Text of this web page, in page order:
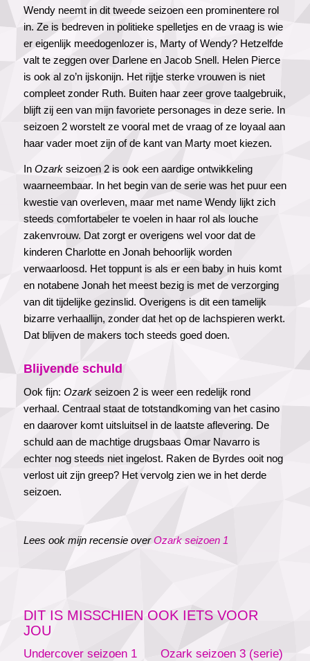
Wendy neemt in dit tweede seizoen een prominentere rol
in. Ze is bedreven in politieke spelletjes en de vraag is wie
er eigenlijk meedogenlozer is, Marty of Wendy? Hetzelfde
valt te zeggen over Darlene en Jacob Snell. Helen Pierce
is ook al zo’n ijskonijn. Het rijtje sterke vrouwen is niet
compleet zonder Ruth. Buiten haar zeer grove taalgebruik,
blijft zij een van mijn favoriete personages in deze serie. In
seizoen 2 worstelt ze vooral met de vraag of ze loyaal aan
haar vader moet zijn of de kant van Marty moet kiezen.
In Ozarkseizoen 2 is ook een aardige ontwikkeling
waarneembaar. In het begin van de serie was het puur een
kwestie van overleven, maar met name Wendy lijkt zich
steeds comfortabeler te voelen in haar rol als louche
zakenvrouw. Dat zorgt er overigens wel voor dat de
kinderen Charlotte en Jonah behoorlijk worden
verwaarloosd. Het toppunt is als er een baby in huis komt
en notabene Jonah het meest bezig is met de verzorging
van dit tijdelijke gezinslid. Overigens is dit een tamelijk
bizarre verhaallijn, zonder dat het op de lachspieren werkt.
Dat blijven de makers toch steeds goed doen.
Blijvende schuld
Ook fijn: Ozarkseizoen 2 is weer een redelijk rond
verhaal. Centraal staat de totstandkoming van het casino
en daarover komt uitsluitsel in de laatste aflevering. De
schuld aan de machtige drugsbaas Omar Navarro is
echter nog steeds niet ingelost. Raken de Byrdes ooit nog
verlost uit zijn greep? Het vervolg zien we in het derde
seizoen.
Lees ook mijn recensie overOzark seizoen 1
DIT IS MISSCHIEN OOK IETS VOOR
JOU
Undercover seizoen 1 Ozark seizoen 3 (serie)